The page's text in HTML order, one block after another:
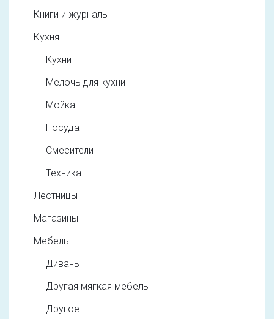
Книги и журналы
Кухня
Кухни
Мелочь для кухни
Мойка
Посуда
Смесители
Техника
Лестницы
Магазины
Мебель
Диваны
Другая мягкая мебель
Другое